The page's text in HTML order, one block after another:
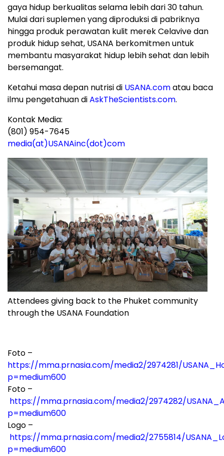
gaya hidup berkualitas selama lebih dari 30 tahun.
Mulai dari suplemen yang diproduksi di pabriknya
hingga produk perawatan kulit merek Celavive dan
produk hidup sehat, USANA berkomitmen untuk
membantu masyarakat hidup lebih sehat dan lebih
bersemangat.
Ketahui masa depan nutrisi di USANA.comatau baca
ilmu pengetahuan diAskTheScientists.com.
Kontak Media:
(801) 954-7645
media(at)USANAinc(dot)com
Attendees giving back to the Phuket community
through the USANA Foundation
Foto –
https://mma.prnasia.com/media2/2974281/
p=medium600
Foto –
https://mma.prnasia.com/media2/2974282/
p=medium600
Logo –
https://mma.prnasia.com/media2/2755814/
p=medium600